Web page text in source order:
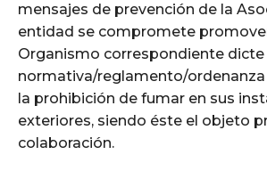
mensajes de prevención de la
entidad se compromete
Organismo correspondiente dicte
normativa/reglamento/ordenanza
la prohibición de fumar en sus
exteriores, siendo éste el objeto
colaboración.